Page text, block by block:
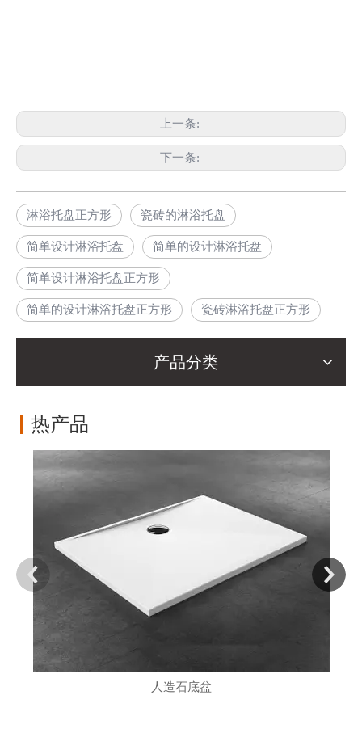
上一条:
下一条:
淋浴托盘正方形 瓷砖的淋浴托盘
简单设计淋浴托盘 简单的设计淋浴托盘
简单设计淋浴托盘正方形
简单的设计淋浴托盘正方形 瓷砖淋浴托盘正方形
产品分类
热产品
人造石底盆